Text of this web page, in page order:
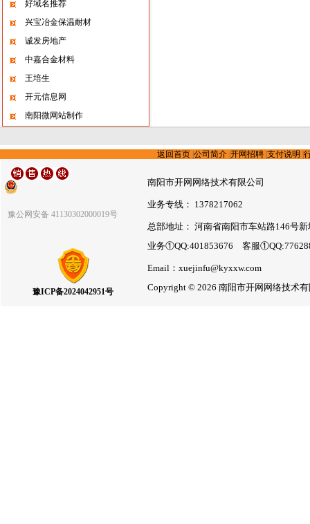
好域名推荐
兴宝冶金保温耐材
诚发房地产
中嘉合金材料
王培生
开元信息网
南阳微网站制作
返回首页 |公司简介 |开网招聘 |支付说明 |
豫公网安备 41130302000019号
豫ICP备2024042951号
南阳市开网网络技术有限公司
业务专线： 1378217062
总部地址： 河南省南阳市车站路146号
业务①QQ:401853676 客服
Email：xuejinfu@kyxxw.com
Copyright © 2026 南阳市开网网络技术